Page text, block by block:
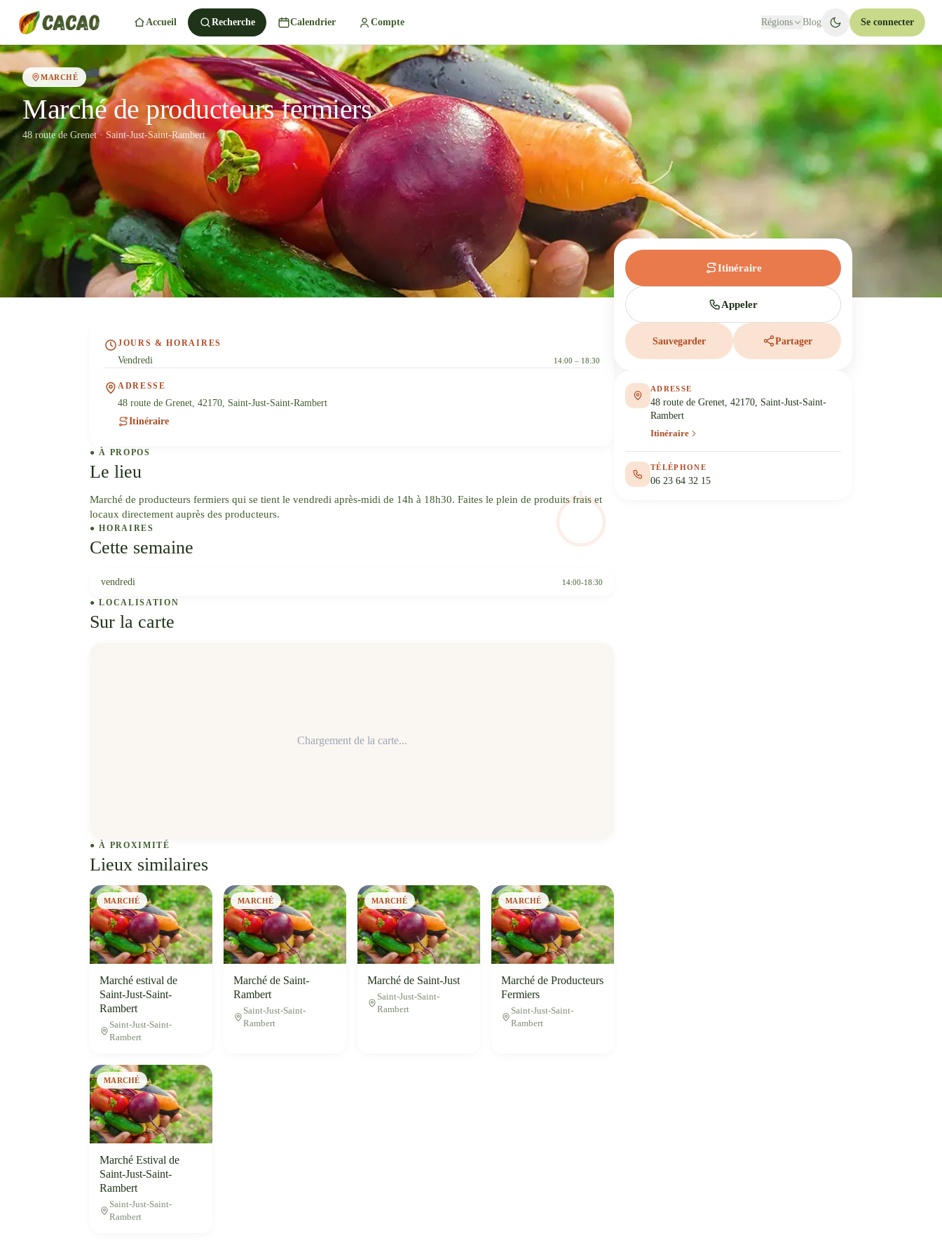
Accueil Recherche Calendrier Compte Régions Blog Se connecter
MARCHÉ
Marché de producteurs fermiers
48 route de Grenet · Saint-Just-Saint-Rambert
JOURS & HORAIRES
Vendredi 14:00 – 18:30
ADRESSE
48 route de Grenet, 42170, Saint-Just-Saint-Rambert
Itinéraire
● À PROPOS
Le lieu
Marché de producteurs fermiers qui se tient le vendredi après-midi de 14h à 18h30. Faites le plein de produits frais et
locaux directement auprès des producteurs.
● HORAIRES
Cette semaine
vendredi 14:00-18:30
● LOCALISATION
Sur la carte
Chargement de la carte...
● À PROXIMITÉ
Lieux similaires
MARCHÉ
Marché estival de
Saint-Just-Saint-
Rambert
Saint-Just-Saint-
Rambert
MARCHÉ
Marché de Saint-
Rambert
Saint-Just-Saint-
Rambert
MARCHÉ
Marché de Saint-Just
Saint-Just-Saint-
Rambert
MARCHÉ
Marché de Producteurs
Fermiers
Saint-Just-Saint-
Rambert
MARCHÉ
Marché Estival de
Saint-Just-Saint-
Rambert
Saint-Just-Saint-
Rambert
Itinéraire
Appeler
Sauvegarder Partager
ADRESSE
48 route de Grenet, 42170, Saint-Just-Saint-
Rambert
Itinéraire
TÉLÉPHONE
06 23 64 32 15